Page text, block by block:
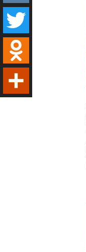
VK
Twitter
Odnoklassniki